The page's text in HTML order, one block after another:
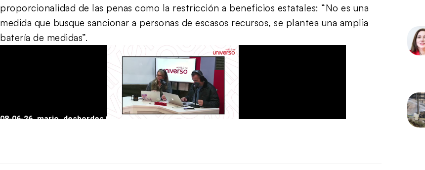
proporcionalidad de las penas como la restricción a beneficios estatales: “No es una
medida que busque sancionar a personas de escasos recursos, se plantea una amplia
batería de medidas”.